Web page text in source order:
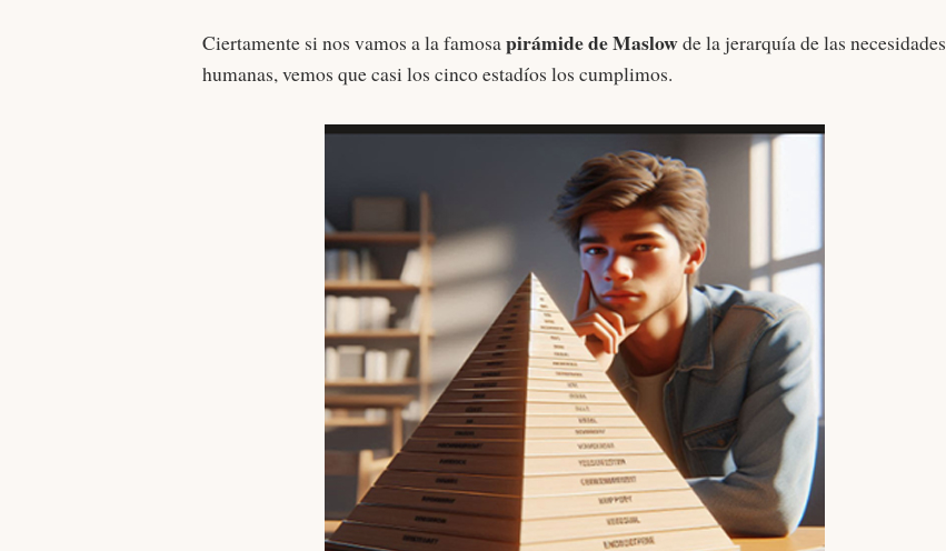
Ciertamente si nos vamos a la famosapirámide de Maslowde la jerarquía de las necesidades
humanas, vemos que casi los cinco estadíos los cumplimos.